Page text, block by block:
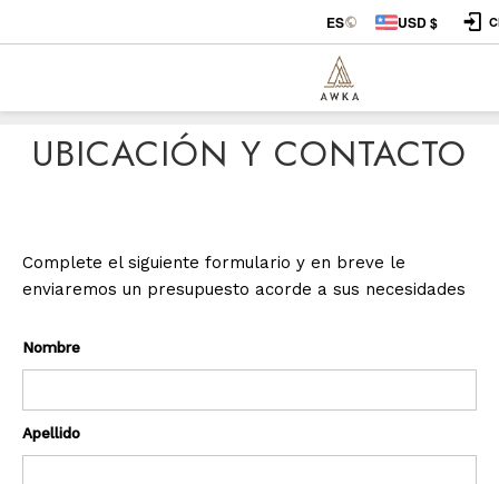
ES USD $
UBICACIÓN Y CONTACTO
Complete el siguiente formulario y en breve le
enviaremos un presupuesto acorde a sus necesidades
Nombre
Apellido